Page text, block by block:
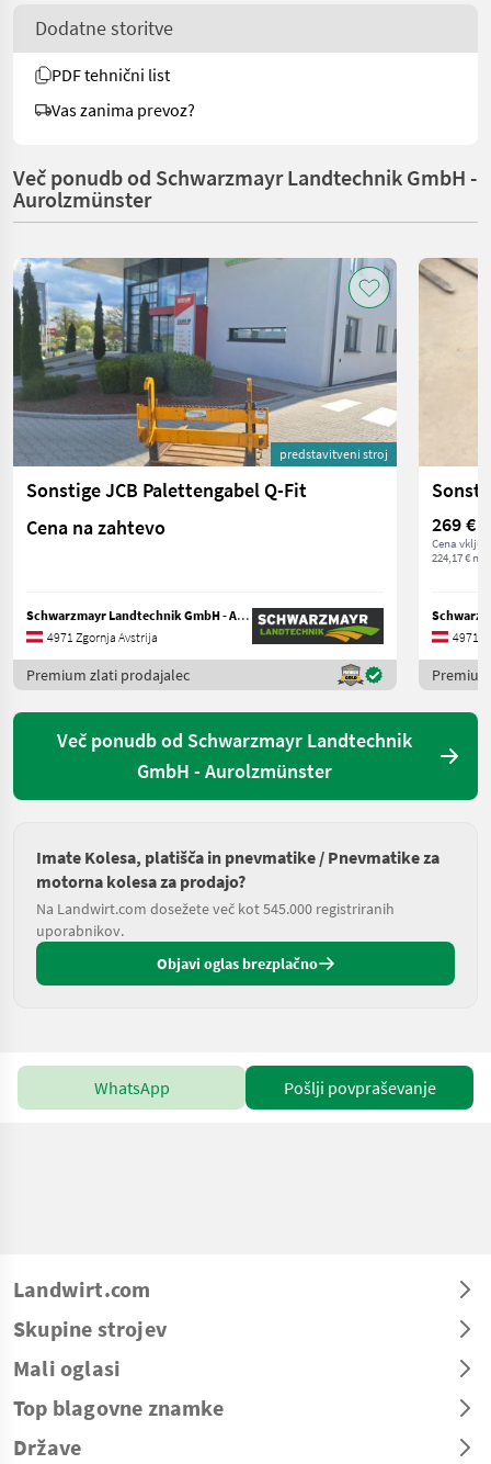
Dodatne storitve
PDF tehnični list
Vas zanima prevoz?
Več ponudb od Schwarzmayr Landtechnik GmbH -
Aurolzmünster
predstavitveni stroj
Sonstige JCB Palettengabel Q-Fit
Cena na zahtevo
Schwarzmayr Landtechnik GmbH - Aurolzmünster
4971 Zgornja Avstrija
Premium zlati prodajalec
269 €
Cena
224,17 €
4971
Več ponudb od Schwarzmayr Landtechnik
GmbH - Aurolzmünster
Imate Kolesa, platišča in pnevmatike / Pnevmatike za
motorna kolesa za prodajo?
Na Landwirt.com dosežete več kot 545.000 registriranih
uporabnikov.
Objavi oglas brezplačno
WhatsApp Pošlji povpraševanje
Landwirt.com
Skupine strojev
Mali oglasi
Top blagovne znamke
Države